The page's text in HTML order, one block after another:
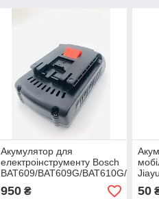
Акумулятор для
електроінструменту Bosch
BAT609/BAT609G/BAT610G/
(Li-ion 18 V 1.5 Ah)
950₴ 50